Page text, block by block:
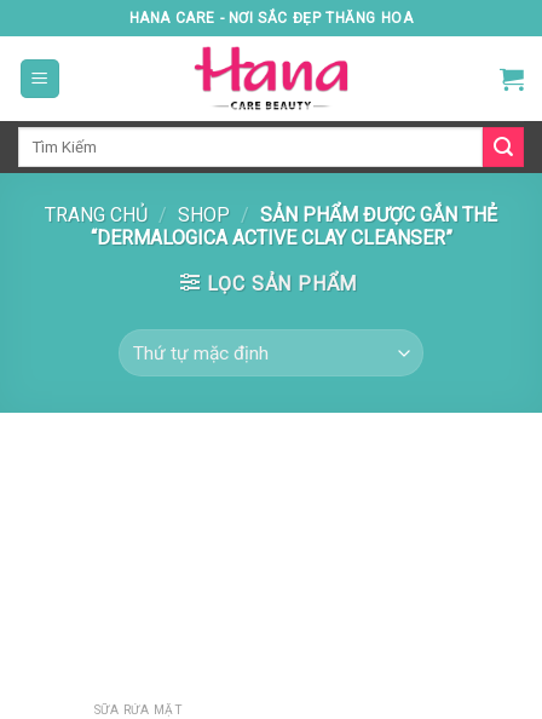
to
content
HANA CARE - NƠI SẮC ĐẸP THĂNG HOA
Tìm
TRANG CHỦ / SHOP / SẢN PHẨM ĐƯỢC GẮN THẺ
“DERMALOGICA ACTIVE CLAY CLEANSER”
LỌC SẢN PHẨM
SỮA RỬA MẶT